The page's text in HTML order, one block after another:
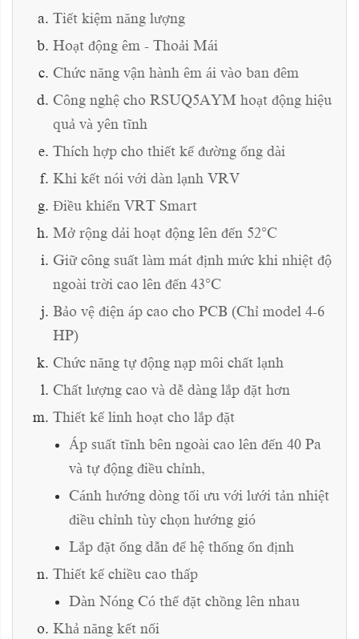
Tiết kiệm năng lượng
Hoạt động êm - Thoải Mái
Chức năng vận hành êm ái vào ban đêm
Công nghệ cho RSUQ5AYM hoạt động hiệu
quả và yên tĩnh
Thích hợp cho thiết kế đường ống dài
Khi kết nói với dàn lạnh VRV
Điều khiển VRT Smart
Mở rộng dải hoạt động lên đến 52°C
Giữ công suất làm mát định mức khi nhiệt độ
ngoài trời cao lên đến 43°C
Bảo vệ điện áp cao cho PCB (Chỉ model 4-6
HP)
Chức năng tự động nạp môi chất lạnh
Chất lượng cao và dễ dàng lắp đặt hơn
Thiết kế linh hoạt cho lắp đặt
Áp suất tĩnh bên ngoài cao lên đến 40 Pa
và tự động điều chỉnh,
Cánh hướng dòng tối ưu với lưới tản nhiệt
điều chỉnh tùy chọn hướng gió
Lắp đặt ống dẫn để hệ thống ổn định
Thiết kế chiều cao thấp
Dàn Nóng Có thể đặt chồng lên nhau
Khả năng kết nối